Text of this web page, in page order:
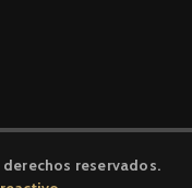
reservados.